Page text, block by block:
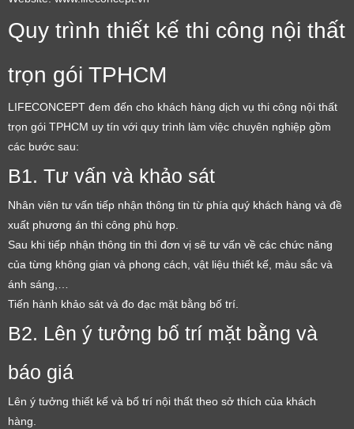
Quy trình thiết kế thi công nội thất
trọn gói TPHCM
LIFECONCEPT đem đến cho khách hàng dịch vụ thi công nội thất
trọn gói TPHCM uy tín với quy trình làm việc chuyên nghiệp gồm
các bước sau:
B1. Tư vấn và khảo sát
Nhân viên tư vấn tiếp nhận thông tin từ phía quý khách hàng và đề
xuất phương án thi công phù hợp.
Sau khi tiếp nhận thông tin thì đơn vị sẽ tư vấn về các chức năng
của từng không gian và phong cách, vật liệu thiết kế, màu sắc và
ánh sáng,…
Tiến hành khảo sát và đo đạc mặt bằng bố trí.
B2. Lên ý tưởng bố trí mặt bằng và
báo giá
Lên ý tưởng thiết kế và bố trí nội thất theo sở thích của khách
hàng.